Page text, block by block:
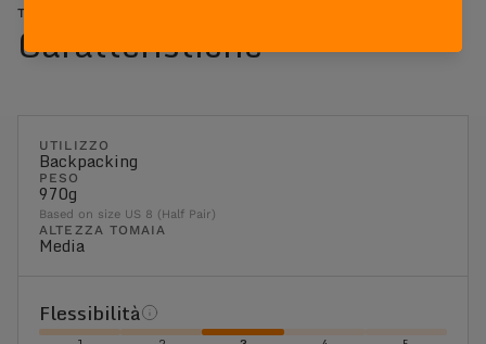
TOFANE GTX RR NW - MARRONE SCURO
Caratteristiche
UTILIZZO
Backpacking
PESO
970g
Based on size US 8 (Half Pair)
ALTEZZA TOMAIA
Media
Flessibilità